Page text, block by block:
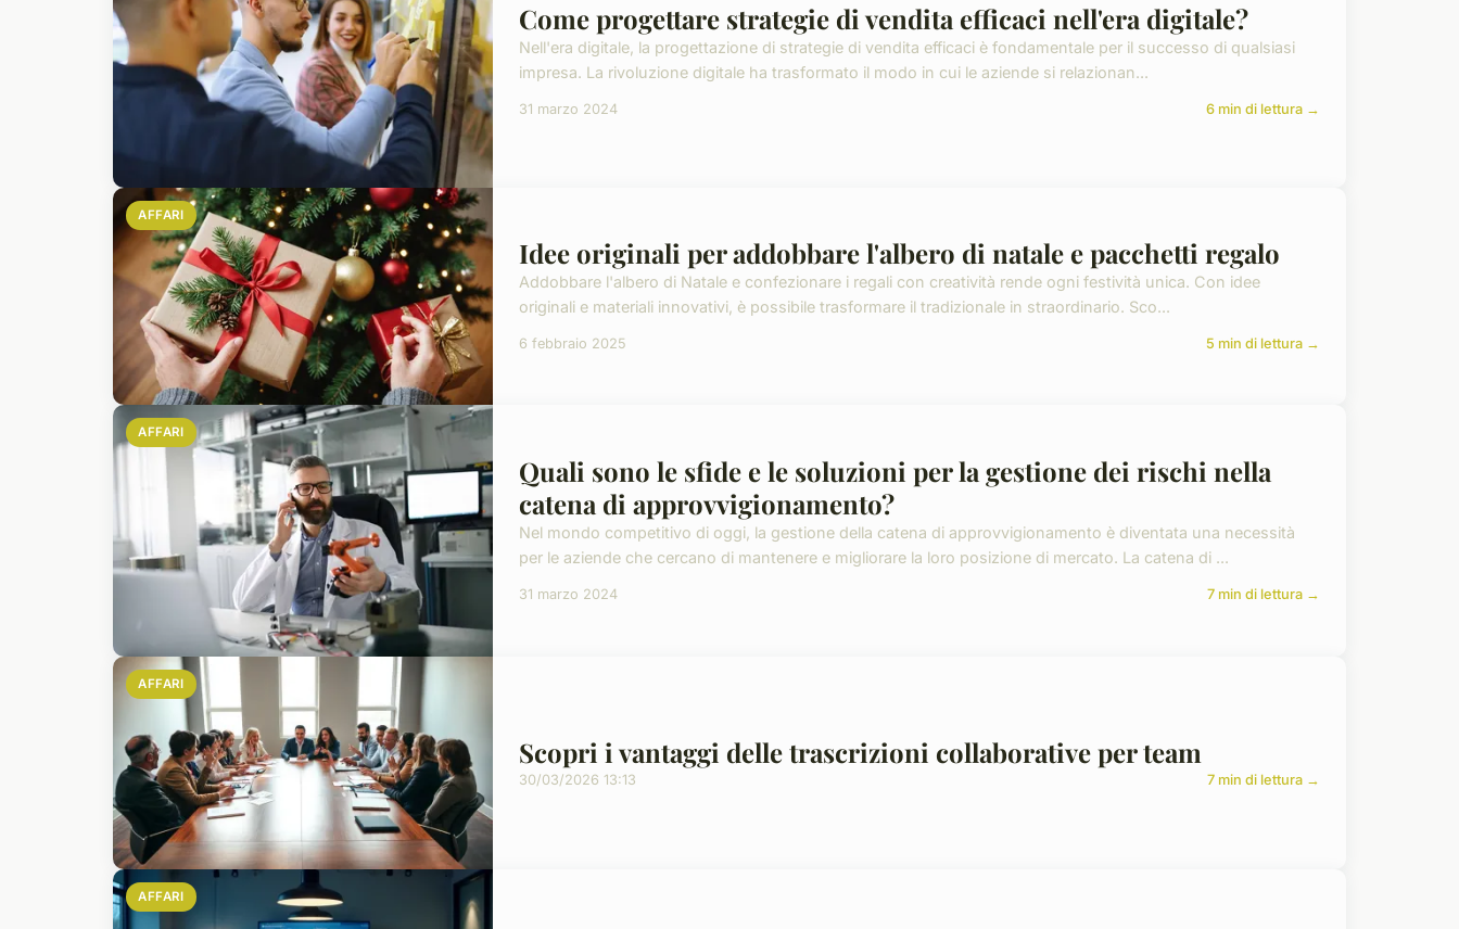
Come progettare strategie di vendita efficaci nell'era digitale?
Nell'era digitale, la progettazione di strategie di vendita efficaci è fondamentale per il successo di qualsiasi
impresa. La rivoluzione digitale ha trasformato il modo in cui le aziende si relazionan...
31 marzo 2024 6 min di lettura →
AFFARI
Idee originali per addobbare l'albero di natale e pacchetti regalo
Addobbare l'albero di Natale e confezionare i regali con creatività rende ogni festività unica. Con idee
originali e materiali innovativi, è possibile trasformare il tradizionale in straordinario. Sco...
6 febbraio 2025 5 min di lettura →
AFFARI
Quali sono le sfide e le soluzioni per la gestione dei rischi nella
catena di approvvigionamento?
Nel mondo competitivo di oggi, la gestione della catena di approvvigionamento è diventata una necessità
per le aziende che cercano di mantenere e migliorare la loro posizione di mercato. La catena di ...
31 marzo 2024 7 min di lettura →
AFFARI
Scopri i vantaggi delle trascrizioni collaborative per team
30/03/2026 13:13 7 min di lettura →
AFFARI